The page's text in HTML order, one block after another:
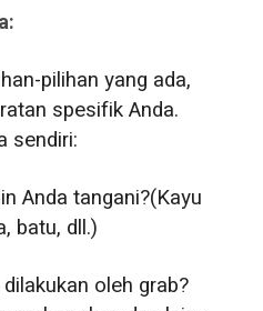
pilihan yang ada,
spesifik Anda.
sendiri:
Anda tangani?(Kayu
batu, dll.)
oleh grab?